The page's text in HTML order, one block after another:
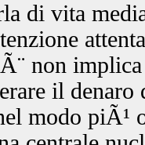
di vita
non
il
modo piÃ¹